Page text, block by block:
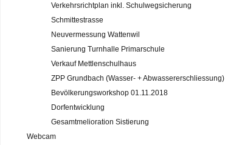
Verkehrsrichtplan inkl. Schulwegsicherung
Schmittestrasse
Neuvermessung Wattenwil
Sanierung Turnhalle Primarschule
Verkauf Mettlenschulhaus
ZPP Grundbach (Wasser- + Abwassererschliessung)
Bevölkerungsworkshop 01.11.2018
Dorfentwicklung
Gesamtmelioration Sistierung
Webcam